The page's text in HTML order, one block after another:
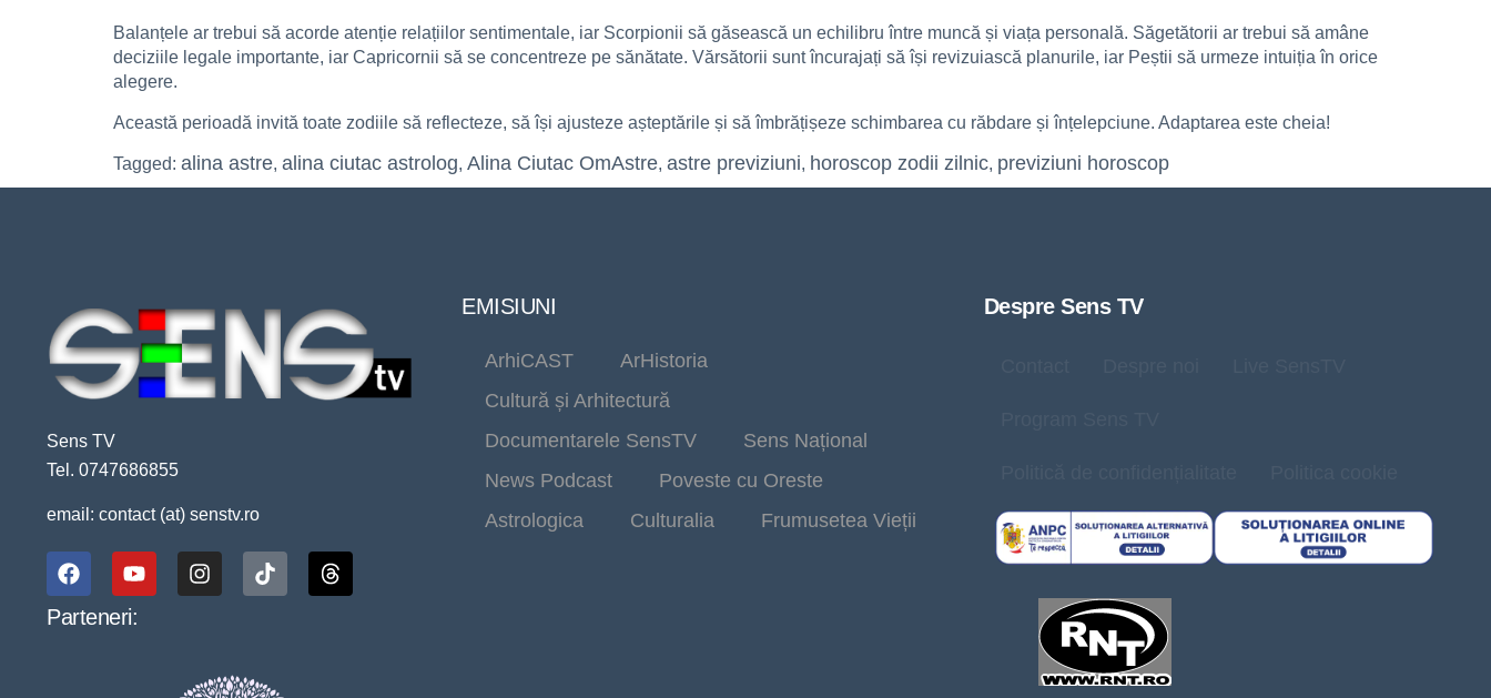
Balanțele ar trebui să acorde atenție relațiilor sentimentale, iar Scorpionii să găsească un echilibru între muncă și viața personală. Săgetătorii ar trebui să amâne
deciziile legale importante, iar Capricornii să se concentreze pe sănătate. Vărsătorii sunt încurajați să își revizuiască planurile, iar Peștii să urmeze intuiția în orice
alegere.
Această perioadă invită toate zodiile să reflecteze, să își ajusteze așteptările și să îmbrățișeze schimbarea cu răbdare și înțelepciune. Adaptarea este cheia!
Tagged: alina astre, alina ciutac astrolog, Alina Ciutac OmAstre, astre previziuni, horoscop zodii zilnic, previziuni horoscop
Sens TV
Tel. 0747686855
email: contact (at) senstv.ro
Parteneri:
EMISIUNI
ArhiCAST
ArHistoria
Cultură și Arhitectură
Documentarele SensTV
Sens Național
News Podcast
Poveste cu Oreste
Astrologica
Culturalia Frumusetea Vieții
Despre Sens TV